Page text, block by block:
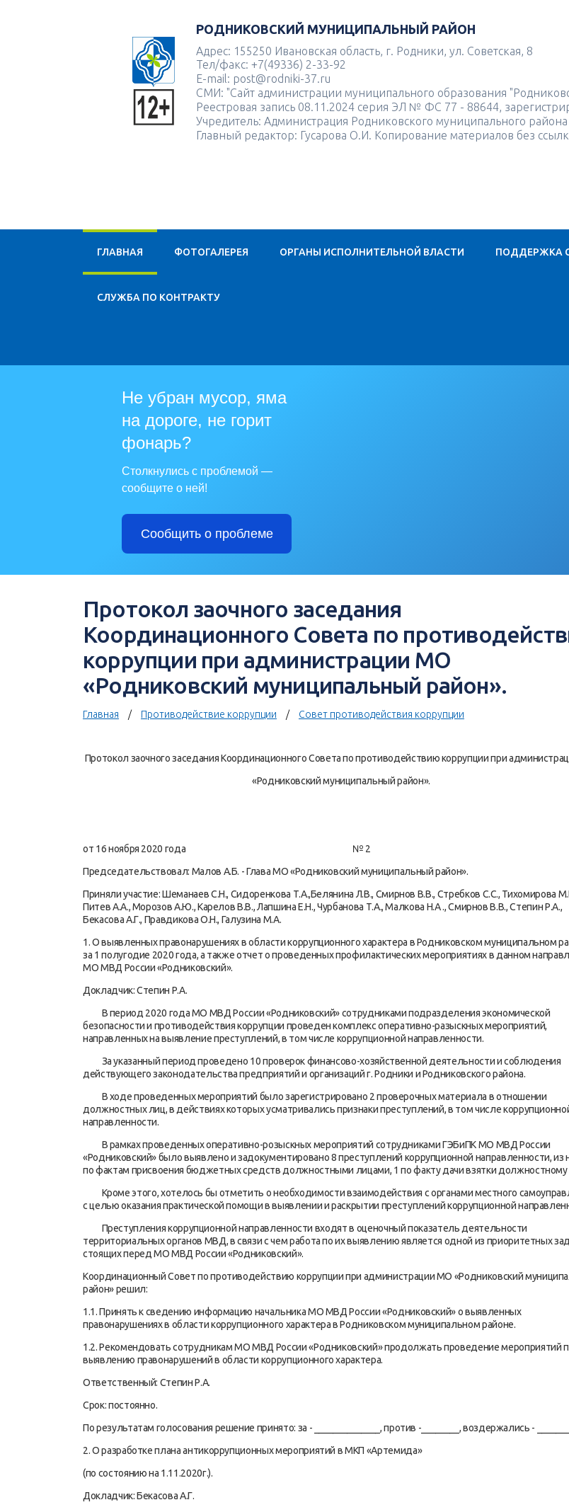
РОДНИКОВСКИЙ МУНИЦИПАЛЬНЫЙ РАЙОН
Адрес: 155250 Ивановская область, г. Родники, ул. Советская, 8
Тел/факс: +7(49336) 2-33-92
E-mail: post@rodniki-37.ru
СМИ: "Сайт администрации муниципального образования
Реестровая запись 08.11.2024 серия ЭЛ № ФС 77 - 88644,
Учредитель: Администрация Родниковского муниципального
Главный редактор: Гусарова О.И. Копирование материалов без
ГЛАВНАЯ ФОТОГАЛЕРЕЯ ОРГАНЫ ИСПОЛНИТЕЛЬНОЙ ВЛАСТИ ПОДДЕРЖКА
CЛУЖБА ПО КОНТРАКТУ
Не убран мусор, яма
на дороге, не горит
фонарь?
Столкнулись с проблемой —
сообщите о ней!
Сообщить о проблеме
Протокол заочного заседания
Координационного Совета по
коррупции при администрации МО
«Родниковский муниципальный район».
Главная Противодействие коррупции Совет противодействия коррупции
Протокол заочного заседания Координационного Совета по противодействию коррупции при
«Родниковский муниципальный район».
от 16 ноября 2020 года № 2
Председательствовал: Малов А.Б. - Глава МО «Родниковский муниципальный район».
Приняли участие: Шеманаев С.Н., Сидоренкова Т.А.,Белянина Л.В., Смирнов В.В., Стребков С.С., Тихомирова
Питев А.А., Морозов А.Ю., Карелов В.В., Лапшина Е.Н., Чурбанова Т.А., Малкова Н.А ., Смирнов В.В., Степин Р.А.,
Бекасова А.Г., Правдикова О.Н., Галузина М.А.
1. О выявленных правонарушениях в области коррупционного характера в Родниковском муниципальном
за 1 полугодие 2020 года, а также отчет о проведенных профилактических мероприятиях в данном
МО МВД России «Родниковский».
Докладчик: Степин Р.А.
В период 2020 года МО МВД России «Родниковский» сотрудниками подразделения экономической
безопасности и противодействия коррупции проведен комплекс оперативно-разыскных мероприятий,
направленных на выявление преступлений, в том числе коррупционной направленности.
За указанный период проведено 10 проверок финансово-хозяйственной деятельности и соблюдения
действующего законодательства предприятий и организаций г. Родники и Родниковского района.
В ходе проведенных мероприятий было зарегистрировано 2 проверочных материала в отношении
должностных лиц, в действиях которых усматривались признаки преступлений, в том числе
направленности.
В рамках проведенных оперативно-розыскных мероприятий сотрудниками ГЭБиПК МО МВД России
«Родниковский» было выявлено и задокументировано 8 преступлений коррупционной направленности, из
по фактам присвоения бюджетных средств должностными лицами, 1 по факту дачи взятки должностному
Кроме этого, хотелось бы отметить о необходимости взаимодействия с органами местного
с целью оказания практической помощи в выявлении и раскрытии преступлений коррупционной
Преступления коррупционной направленности входят в оценочный показатель деятельности
территориальных органов МВД, в связи с чем работа по их выявлению является одной из приоритетных
стоящих перед МО МВД России «Родниковский».
Координационный Совет по противодействию коррупции при администрации МО «Родниковский
район» решил:
1.1. Принять к сведению информацию начальника МО МВД России «Родниковский» о выявленных
правонарушениях в области коррупционного характера в Родниковском муниципальном районе.
1.2. Рекомендовать сотрудникам МО МВД России «Родниковский» продолжать проведение мероприятий
выявлению правонарушений в области коррупционного характера.
Ответственный: Степин Р.А.
Срок: постоянно.
По результатам голосования решение принято: за - ______________, против -________, воздержались - ________
2. О разработке плана антикоррупционных мероприятий в МКП «Артемида»
(по состоянию на 1.11.2020г.).
Докладчик: Бекасова А.Г.